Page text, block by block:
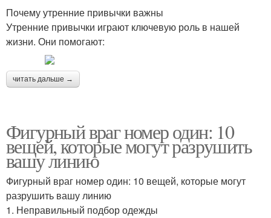
Почему утренние привычки важны
Утренние привычки играют ключевую роль в нашей
жизни. Они помогают:
читать дальше →
Фигурный враг номер один: 10
вещей, которые могут разрушить
вашу линию
Фигурный враг номер один: 10 вещей, которые могут
разрушить вашу линию
1. Неправильный подбор одежды